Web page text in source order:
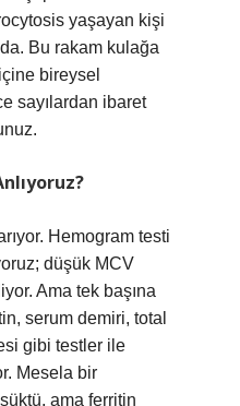
yaşayan kişi
Bu rakam kulağa
bireysel
sayılardan ibaret
Hemogram testi
düşük MCV
Ama tek başına
serum demiri, total
gibi testler ile
Mesela bir
ama ferritin